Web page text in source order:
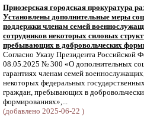
Приозерская городская прокуратура
Установлены дополнительные меры
поддержки членам семей
сотрудников некоторых силовых
пребывающих в добровольческих
Согласно Указу Президента Российской
08.05.2025 № 300 «О дополнительных
гарантиях членам семей
некоторых федеральных
граждан, пребывающих в
формированиях»,...
(добавлено 2025-06-22 )